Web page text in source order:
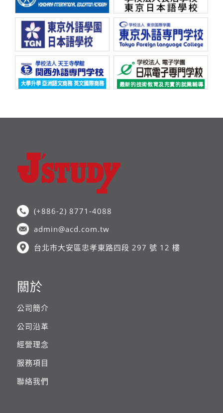
(+886-2) 8771-4088
admin@acd.com.tw
台北市大安區忠孝東路四段 297 號 12 樓
關於
公司簡介
公司沿革
經營理念
服務項目
聯絡我們